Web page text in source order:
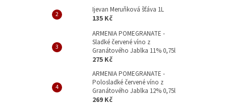
Ijevan Meruňková šťáva 1L
135 Kč
ARMENIA POMEGRANATE -
Sladké červené víno z
Granátového Jablka 11% 0,75l
275 Kč
ARMENIA POMEGRANATE -
Polosladké červené víno z
Granátového Jablka 12% 0,75l
269 Kč